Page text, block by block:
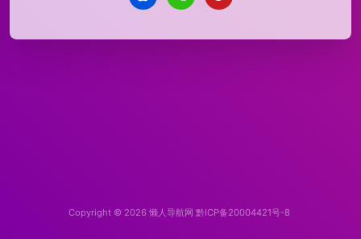
Copyright © 2026 懒人导航网 黔ICP备20004421号-8